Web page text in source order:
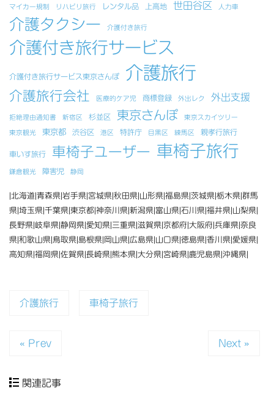
マイカー規制 リハビリ旅行 レンタル品 上高地 世田谷区 人力車
介護タクシー 介護付き旅行
介護付き旅行サービス
介護付き旅行サービス東京さんぽ 介護旅行
介護旅行会社 医療的ケア児 商標登録 外出レク 外出支援
拒絶理由通知書 新宿区 杉並区 東京さんぽ 東京スカイツリー
東京観光 東京都 渋谷区 港区 特許庁 目黒区 練馬区 親孝行旅行
車いす旅行 車椅子ユーザー 車椅子旅行
鎌倉観光 障害児 静岡
|北海道|青森県|岩手県|宮城県|秋田県|山形県|福島県|茨城県|栃木県|群馬
県|埼玉県|千葉県|東京都|神奈川県|新潟県|富山県|石川県|福井県|山梨県|
長野県|岐阜県|静岡県|愛知県|三重県|滋賀県|京都府|大阪府|兵庫県|奈良
県|和歌山県|鳥取県|島根県|岡山県|広島県|山口県|徳島県|香川県|愛媛県|
高知県|福岡県|佐賀県|長崎県|熊本県|大分県|宮崎県|鹿児島県|沖縄県|
介護旅行 車椅子旅行
« Prev Next »
関連記事